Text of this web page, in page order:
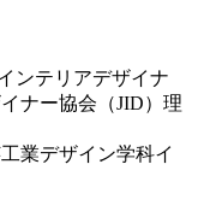
ンテリアデザイナ
ナー協会（JID）理
業デザイン学科イ